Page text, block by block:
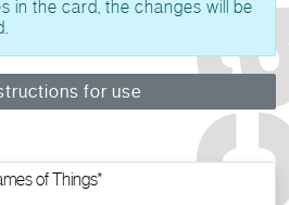
in the card, the changes will be
for use